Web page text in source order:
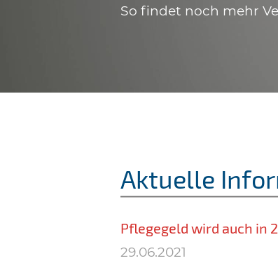
So findet noch mehr
Aktuelle
Pflegegeld wird auch in
29.06.2021